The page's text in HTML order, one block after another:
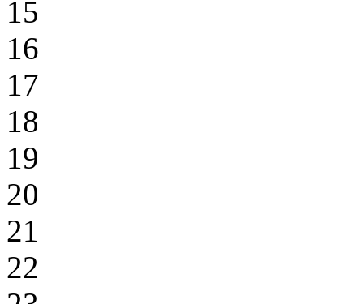
15
16
17
18
19
20
21
22